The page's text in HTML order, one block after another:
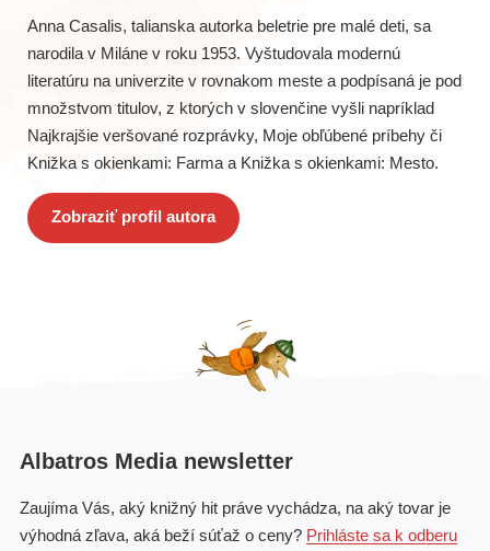
Anna Casalis, talianska autorka beletrie pre malé deti, sa
narodila v Miláne v roku 1953. Vyštudovala modernú
literatúru na univerzite v rovnakom meste a podpísaná je pod
množstvom titulov, z ktorých v slovenčine vyšli napríklad
Najkrajšie veršované rozprávky, Moje obľúbené príbehy či
Knižka s okienkami: Farma a Knižka s okienkami: Mesto.
Zobraziť profil autora
Albatros Media newsletter
Zaujíma Vás, aký knižný hit práve vychádza, na aký tovar je
výhodná zľava, aká beží súťaž o ceny? Prihláste sa k odberu